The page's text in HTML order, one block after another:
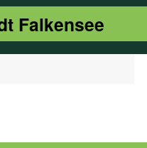
Falkensee